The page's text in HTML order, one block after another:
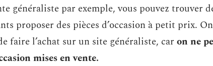
généraliste par exemple, vous pouvez trouver
proposer des pièces d’occasion à petit prix.
faire l’achat sur un site généraliste, car on ne
mises en vente.